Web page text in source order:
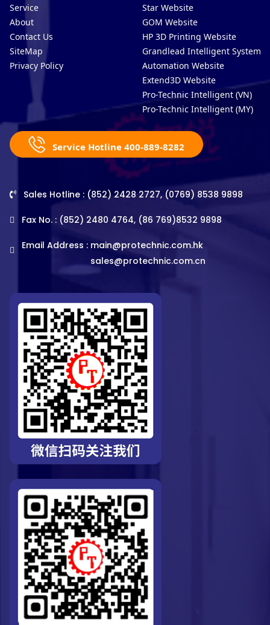
Service
About
Contact Us
SiteMap
Privacy Policy
Star Website
GOM Website
HP 3D Printing Website
Grandlead Intelligent Systems
Automation Website
Extend3D Website
Pro-Technic Intelligent (VN)
Pro-Technic Intelligent (MY)
Service Hotline 400-889-8282
Sales Hotline : (852) 2428 2727, (0769) 8538 9898
Fax No. : (852) 2480 4764, (86 769)8532 9898
Email Address : main@protechnic.com.hk
sales@protechnic.com.cn